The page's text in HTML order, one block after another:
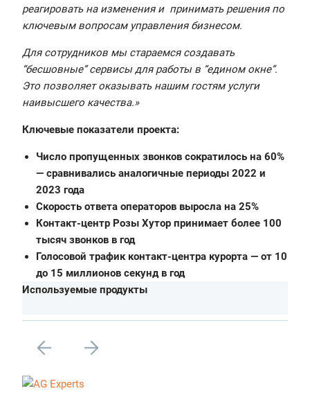
реагировать на изменения и принимать решения по
ключевым вопросам управления бизнесом.
Для сотрудников мы стараемся создавать
“бесшовные” сервисы для работы в “едином окне”.
Это позволяет оказывать нашим гостям услуги
наивысшего качества.»
Ключевые показатели проекта:
Число пропущенных звонков сократилось на 60%
— сравнивались аналогичные периоды 2022 и
2023 года
Скорость ответа операторов выросла на 25%
Контакт-центр Розы Хутор принимает более 100
тысяч звонков в год
Голосовой трафик контакт-центра курорта — от 10
до 15 миллионов секунд в год
Используемые продукты